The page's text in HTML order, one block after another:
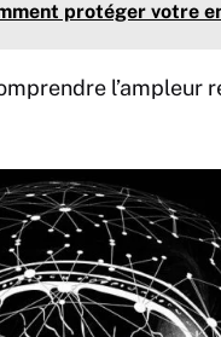
protéger votre
l’ampleur